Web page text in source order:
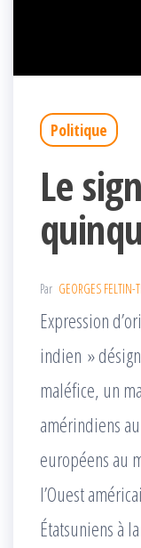
Politique
Le
Par GEORGES FELTIN-
Expression
indien »
maléfice, un
amérindiens
européens au
l’Ouest
Étatsuniens à